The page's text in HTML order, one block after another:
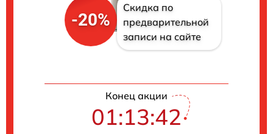
-20%
Скидка по
предварительной
записи на сайте
Конец акции
01:13:41